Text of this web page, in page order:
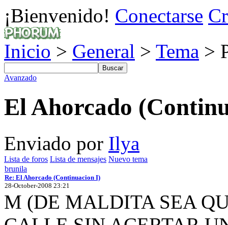
¡Bienvenido! Conectarse
Inicio > General > Tema >
Avanzado
El Ahorcado
Enviado por Ilya
Lista de foros Lista de mensajes Nuevo tema
brunila
Re: El Ahorcado (Continuacion I)
28-October-2008 23:21
M (DE MALDITA SEA